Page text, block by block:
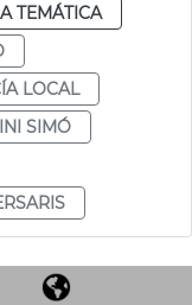
TEMÁTICA
LOCAL
SIMÓ